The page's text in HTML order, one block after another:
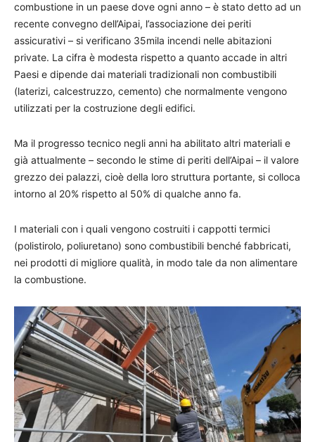
combustione in un paese dove ogni anno – è stato detto ad un
recente convegno dell’Aipai, l’associazione dei periti
assicurativi – si verificano 35mila incendi nelle abitazioni
private. La cifra è modesta rispetto a quanto accade in altri
Paesi e dipende dai materiali tradizionali non combustibili
(laterizi, calcestruzzo, cemento) che normalmente vengono
utilizzati per la costruzione degli edifici.
Ma il progresso tecnico negli anni ha abilitato altri materiali e
già attualmente – secondo le stime di periti dell’Aipai – il valore
grezzo dei palazzi, cioè della loro struttura portante, si colloca
intorno al 20% rispetto al 50% di qualche anno fa.
I materiali con i quali vengono costruiti i cappotti termici
(polistirolo, poliuretano) sono combustibili benché fabbricati,
nei prodotti di migliore qualità, in modo tale da non alimentare
la combustione.